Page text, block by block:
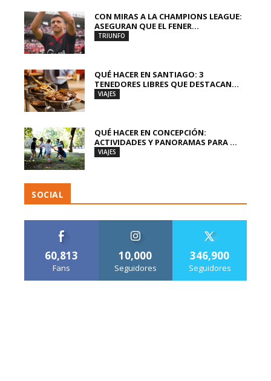
CON MIRAS A LA CHAMPIONS LEAGUE:
ASEGURAN QUE EL FENER...
TRIUNFO
QUÉ HACER EN SANTIAGO: 3
TENEDORES LIBRES QUE DESTACAN...
VIAJES
QUÉ HACER EN CONCEPCIÓN:
ACTIVIDADES Y PANORAMAS PARA ...
VIAJES
SOCIAL
60,813
Fans
10,000
Seguidores
346,900
Seguidores